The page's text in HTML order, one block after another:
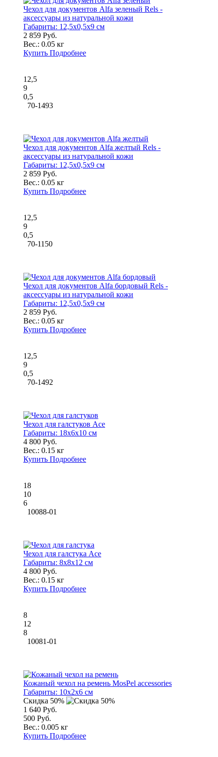
Чехол для документов Alfa зеленый Rels -
аксессуары из натуральной кожи
Габариты: 12,5x0,5x9 см
2 859 Руб.
Вес.: 0.05 кг
Купить Подробнее
12,5
9
0,5
70-1493
Чехол для документов Alfa желтый Rels -
аксессуары из натуральной кожи
Габариты: 12,5x0,5x9 см
2 859 Руб.
Вес.: 0.05 кг
Купить Подробнее
12,5
9
0,5
70-1150
Чехол для документов Alfa бордовый Rels -
аксессуары из натуральной кожи
Габариты: 12,5x0,5x9 см
2 859 Руб.
Вес.: 0.05 кг
Купить Подробнее
12,5
9
0,5
70-1492
Чехол для галстуков Ace
Габариты: 18x6x10 см
4 800 Руб.
Вес.: 0.15 кг
Купить Подробнее
18
10
6
10088-01
Чехол для галстука Ace
Габариты: 8x8x12 см
4 800 Руб.
Вес.: 0.15 кг
Купить Подробнее
8
12
8
10081-01
Кожаный чехол на ремень MosPel accessories
Габариты: 10x2x6 см
Скидка 50%
1 640 Руб.
500 Руб.
Вес.: 0.005 кг
Купить Подробнее